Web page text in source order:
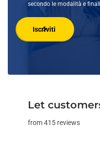
secondo le modalità e
Iscriviti
Let
from 415 reviews